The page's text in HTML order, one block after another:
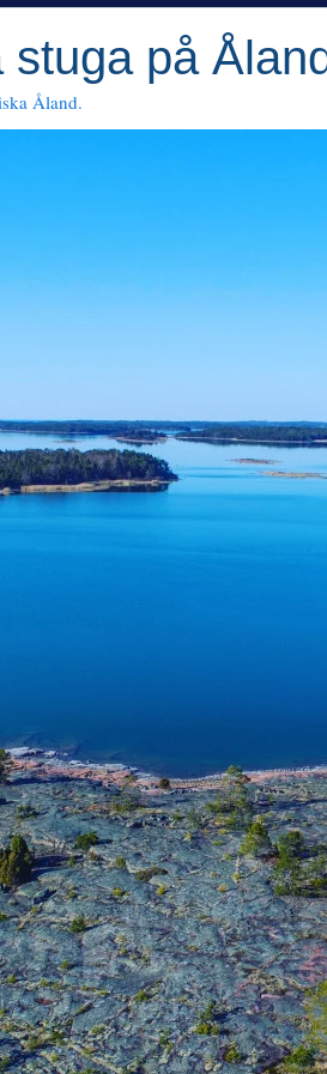
stuga på
Åland.